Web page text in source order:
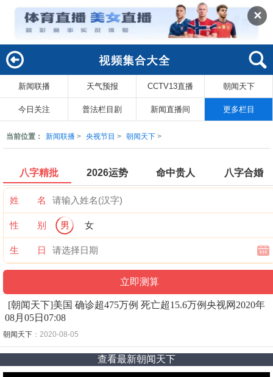
✕
索
新闻联播 天气预报 CCTV13直播 朝闻天下
今日关注 普法栏目剧 新闻直播间 更多栏目
当前位置： 新闻联播 > 央视节目 > 朝闻天下 >
八字精批 2026运势 命中贵人 八字合婚
姓 名
性 别 男 女
生 日
[朝闻天下]美国 确诊超475万例 死亡超15.6万例央视网2020年
08月05日07:08
朝闻天下 ：2020-08-05
查看最新朝闻天下